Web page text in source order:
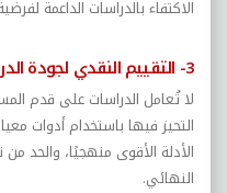
الاكتفاء بالدراسات الداعمة
3- التقييم النقدي لجودة الدراسات ومخاطر التحيز
لا تُعامل الدراسات على قدم
التحيز فيها باستخدام أدوات
الأدلة الأقوى منهجيًا، والحد
النهائي.